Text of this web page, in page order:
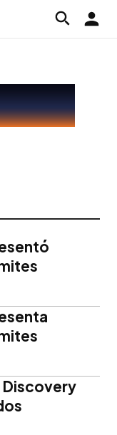
Discovery